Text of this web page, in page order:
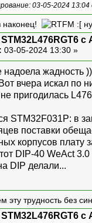
03-05-2024
наконец! :[
03-05-2024 13:30 »
жадность
вчера искал по
пригодилась
STM32F031P: в
поставки
корпусов плату
DIP-40 WeAct
DIP делали...
эту трудность без